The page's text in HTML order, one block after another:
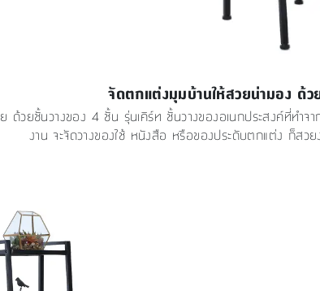
จัดตกแต่งมุมบ้านให้สวยน่ามอง ด้
ย ด้วยชั้นวางของ 4 ชั้น รุ่นเคิร์ท ชั้นวางของอเนกประสงค์ที่ท
งาน จะจัดวางของใช้ หนังสือ หรือของประดับตกแต่ง ก็สว